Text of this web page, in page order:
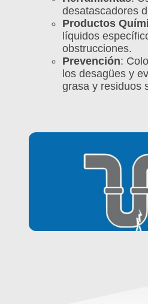
desatascadores
Productos
líquidos
obstrucciones.
Prevención:
los desagües y
grasa y residuos